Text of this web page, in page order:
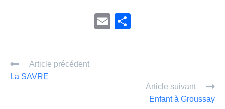
E
er
Article précédent
La SAVRE
Article suivant
Enfant à Groussay